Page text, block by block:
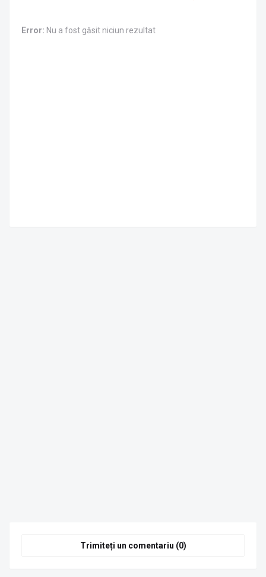
Error: Nu a fost găsit niciun rezultat
Trimiteți un comentariu (0)